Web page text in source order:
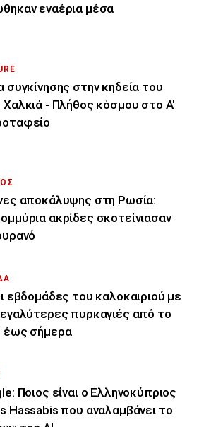
εναέρια μέσα
συγκίνησης στην κηδεία του
Χαλκιά - Πλήθος κόσμου στο Α'
αποκάλυψης στη Ρωσία:
ακρίδες σκοτείνιασαν
εβδομάδες του καλοκαιριού με
πυρκαγιές από το
έως σήμερα
Ποιος είναι ο Ελληνοκύπριος
Hassabis που αναλαμβάνει το